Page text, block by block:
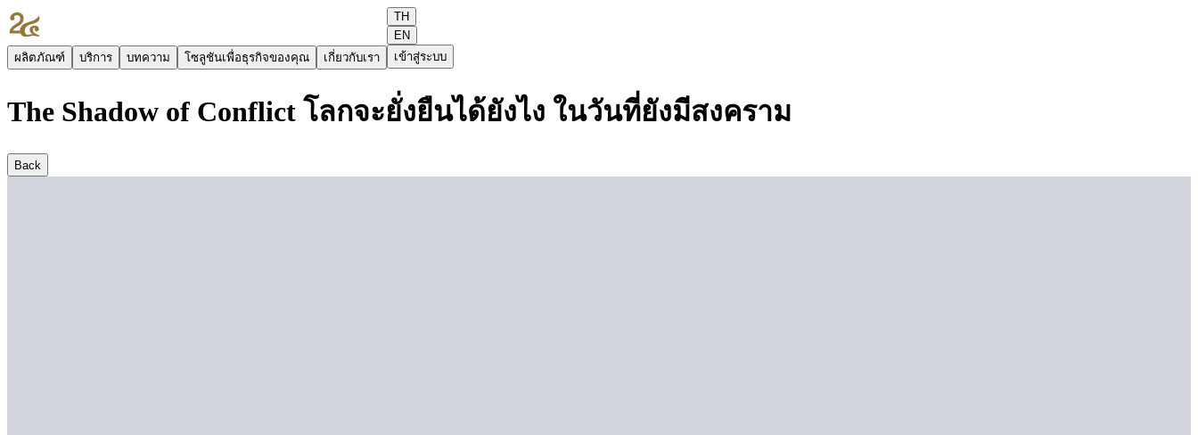
ผลิตภัณฑ์ บริการ บทความ โซลูชันเพื่อธุรกิจของคุณ เกี่ยวกับเรา
TH
EN
เข้าสู่ระบบ
The Shadow of Conflict โลกจะยั่งยืนได้ยังไง ในวันที่ยังมีสงคราม
Back